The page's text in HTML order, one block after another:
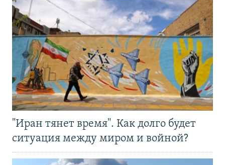
"Иран тянет время". Как долго будет
ситуация между миром и войной?